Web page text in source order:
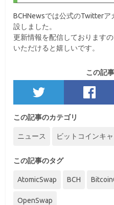
BCHNewsでは公式のTwitterア
設しました。
更新情報を配信しております
いただけると嬉しいです。
この記
この記事のカテゴリ
ニュース ビットコインキャ
この記事のタグ
AtomicSwap BCH
OpenSwap